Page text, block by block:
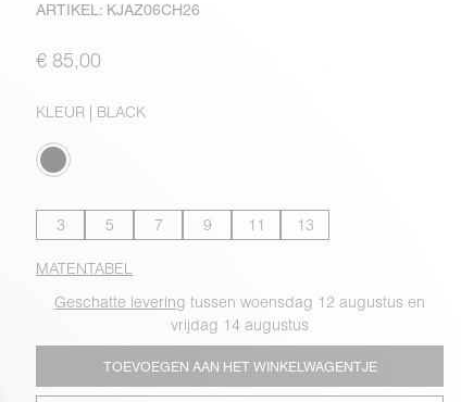
ARTIKEL: KJAZ06CH26
€ 85,00
KLEUR | BLACK
3 5 7 9 11 13
MATENTABEL
Geschatte levering tussen woensdag 12 augustus en
vrijdag 14 augustus
TOEVOEGEN AAN HET WINKELWAGENTJE